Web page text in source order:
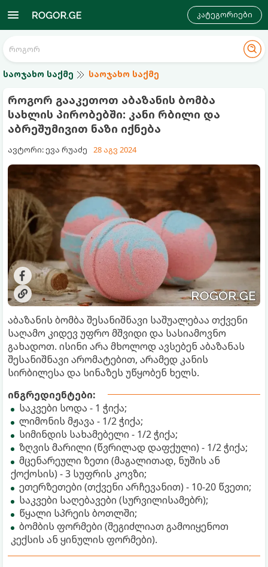
კატეგორიები
საოჯახო საქმე საოჯახო საქმე
როგორ გააკეთოთ აბაზანის ბომბა
სახლის პირობებში: კანი რბილი და
აბრეშუმივით ნაზი იქნება
ავტორი: ევა რუაძე 28 აგვ 2024
აბაზანის ბომბა შესანიშნავი საშუალებაა თქვენი
საღამო კიდევ უფრო მშვიდი და სასიამოვნო
გახადოთ. ისინი არა მხოლოდ ავსებენ აბაზანას
შესანიშნავი არომატებით, არამედ კანის
სირბილესა და სინაზეს უწყობენ ხელს.
ინგრედიენტები:
საკვები სოდა - 1 ჭიქა;
ლიმონის მჟავა - 1/2 ჭიქა;
სიმინდის სახამებელი - 1/2 ჭიქა;
ზღვის მარილი (წვრილად დაფქული) - 1/2 ჭიქა;
მცენარეული ზეთი (მაგალითად, ნუშის ან
ქოქოსის) - 3 სუფრის კოვზი;
ეთერზეთები (თქვენი არჩევანით) - 10-20 წვეთი;
საკვები საღებავები (სურვილისამებრ);
წყალი სპრეის ბოთლში;
ბომბის ფორმები (შეგიძლიათ გამოიყენოთ
კექსის ან ყინულის ფორმები).